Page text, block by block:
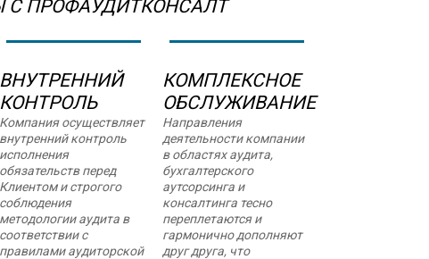
С ПРОФАУДИТКОНСАЛТ
ВНУТРЕННИЙ
КОНТРОЛЬ
Компания осуществляет
внутренний контроль
исполнения
обязательств перед
Клиентом и строгого
соблюдения
методологии аудита в
соответствии с
правилами аудиторской
КОМПЛЕКСНОЕ
ОБСЛУЖИВАНИЕ
Направления
деятельности компании
в областях аудита,
бухгалтерского
аутсорсинга и
консалтинга тесно
переплетаются и
гармонично дополняют
друг друга, что